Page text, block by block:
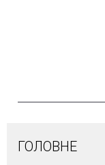
ГОЛОВНЕ